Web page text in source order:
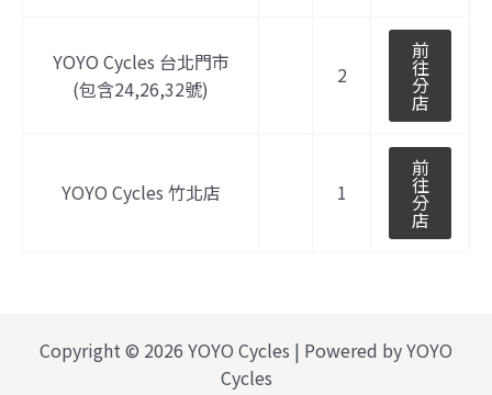
YOYO Cycles 台北門市
(包含24,26,32號)
2
前
往
分
店
YOYO Cycles 竹北店 1
前
往
分
店
Copyright © 2026 YOYO Cycles | Powered by YOYO
Cycles